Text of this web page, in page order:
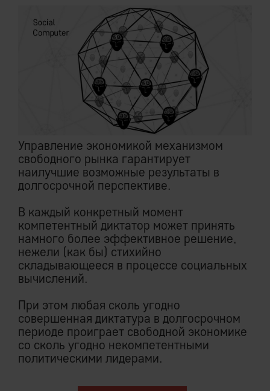
Управление экономикой механизмом
свободного рынка гарантирует
наилучшие возможные результаты в
долгосрочной перспективе.
В каждый конкретный момент
компетентный диктатор может принять
намного более эффективное решение,
нежели (как бы) стихийно
складывающееся в процессе социальных
вычислений.
При этом любая сколь угодно
совершенная диктатура в долгосрочном
периоде проиграет свободной экономике
со сколь угодно некомпетентными
политическими лидерами.